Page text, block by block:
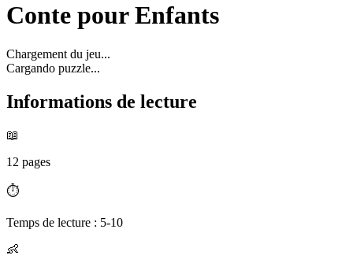
Conte pour Enfants
Chargement du jeu...
Cargando puzzle...
Informations de lecture
📖
12 pages
⏱️
Temps de lecture : 5-10
👶